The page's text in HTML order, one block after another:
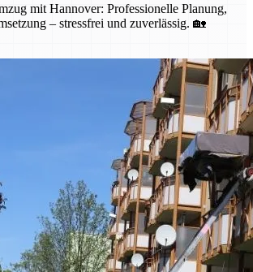
mit Hannover: Professionelle Planung,
– stressfrei und zuverlässig. 🏡